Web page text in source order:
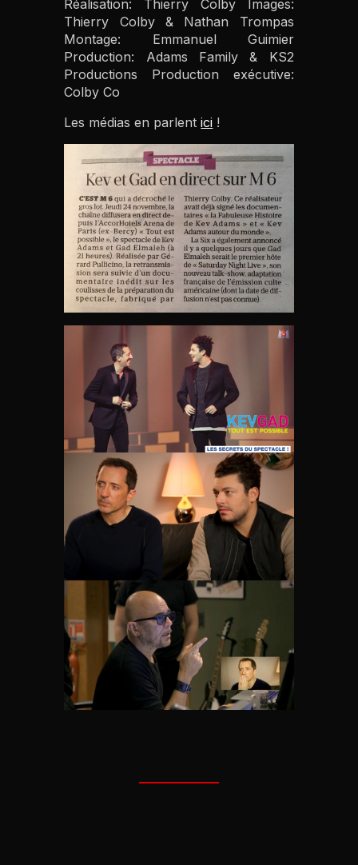
Réalisation: Thierry Colby Images:
Thierry Colby & Nathan Trompas
Montage: Emmanuel Guimier
Production: Adams Family & KS2
Productions Production exécutive:
Colby Co
Les médias en parlentici !